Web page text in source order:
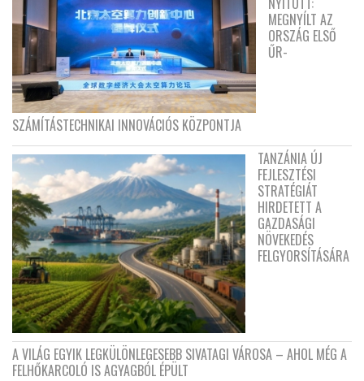
MEGNYÍLT AZ
ORSZÁG ELSŐ
ŰR-
SZÁMÍTÁSTECHNIKAI INNOVÁCIÓS KÖZPONTJA
TANZÁNIA ÚJ
FEJLESZTÉSI
STRATÉGIÁT
HIRDETETT A
GAZDASÁGI
NÖVEKEDÉS
FELGYORSÍTÁSÁRA
A VILÁG EGYIK LEGKÜLÖNLEGESEBB SIVATAGI VÁROSA – AHOL MÉG A
FELHŐKARCOLÓ IS AGYAGBÓL ÉPÜLT